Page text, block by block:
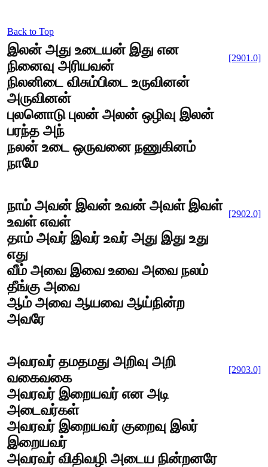
Back to Top
இலன் அது உடையன் இது என
நினைவு அரியவன்
நிலனிடை விசும்பிடை உருவினன்
அருவினன்
புலனொடு புலன் அலன் ஒழிவு இலன்
பரந்த அந்
நலன் உடை ஒருவனை நணுகினம்
நாமே
[2901.0]
நாம் அவன் இவன் உவன் அவள் இவள்
உவள் எவள்
தாம் அவர் இவர் உவர் அது இது உது
எது
வீம் அவை இவை உவை அவை நலம்
தீங்கு அவை
ஆம் அவை ஆயவை ஆய்நின்ற
அவரே
[2902.0]
அவரவர் தமதமது அறிவு அறி
வகைவகை
அவரவர் இறையவர் என அடி
அடைவர்கள்
அவரவர் இறையவர் குறைவு இலர்
இறையவர்
அவரவர் விதிவழி அடைய நின்றனரே
[2903.0]